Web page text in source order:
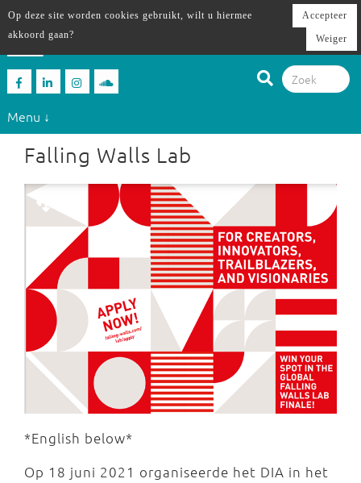
Menu ↓
Falling Walls Lab
*English below*
Op 18 juni 2021 organiseerde het DIA in het
Op deze site worden cookies gebruikt, wilt u hiermee
akkoord gaan?
Accepteer
Weiger